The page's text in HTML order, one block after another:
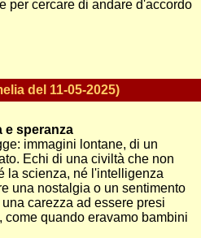
per cercare di andare d'accordo
del 11-05-2025)
e speranza
immagini lontane, di un
Echi di una civiltà che non
la scienza, né l'intelligenza
una nostalgia o un sentimento
carezza ad essere presi
quando eravamo bambini